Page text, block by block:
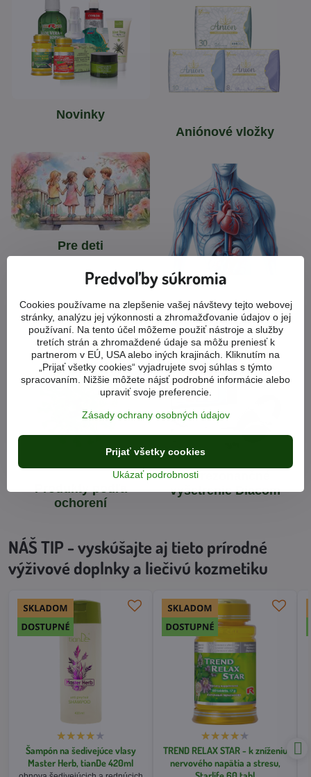
Novinky
Aniónové vložky
Pre deti
Produkty podľa
orgánov
Produkty podľa
ochorení
Biorezonančné
vyšetrenie Diacom
NÁŠ TIP - vyskúšajte aj tieto prírodné
výživové doplnky a liečivú kozmetiku
Šampón na šedivejúce vlasy
Master Herb, tianDe 420ml
TREND RELAX STAR - k zníženiu
nervového napätia a stresu,
Predvoľby súkromia
Cookies používame na zlepšenie vašej návštevy tejto webovej
stránky, analýzu jej výkonnosti a zhromažďovanie údajov o jej
používaní. Na tento účel môžeme použiť nástroje a služby
tretích strán a zhromaždené údaje sa môžu preniesť k
partnerom v EÚ, USA alebo iných krajinách. Kliknutím na
„Prijať všetky cookies“ vyjadrujete svoj súhlas s týmto
spracovaním. Nižšie môžete nájsť podrobné informácie alebo
upraviť svoje preferencie.
Zásady ochrany osobných údajov
Ukázať podrobnosti
Prijať všetky cookies